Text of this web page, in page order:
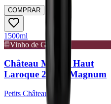
COMPRAR
1500ml
Vinho de Guarda
Château Moulin Haut
Laroque 2008 - Magnum
Petits Châteaux